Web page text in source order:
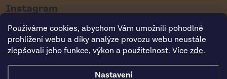
Používáme cookies, abychom Vám umožnili pohodlné
prohlížení webu a díky analýze provozu webu neustále
zlepšovali jeho funkce, výkon a použitelnost. Více zde.
Nastavení
Instagram